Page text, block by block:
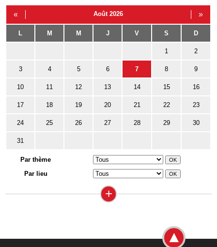
« Août 2026 »
L M M J V S D
1 2
3 4 5 6 7 8 9
10 11 12 13 14 15 16
17 18 19 20 21 22 23
24 25 26 27 28 29 30
31
Par thème
Par lieu
+